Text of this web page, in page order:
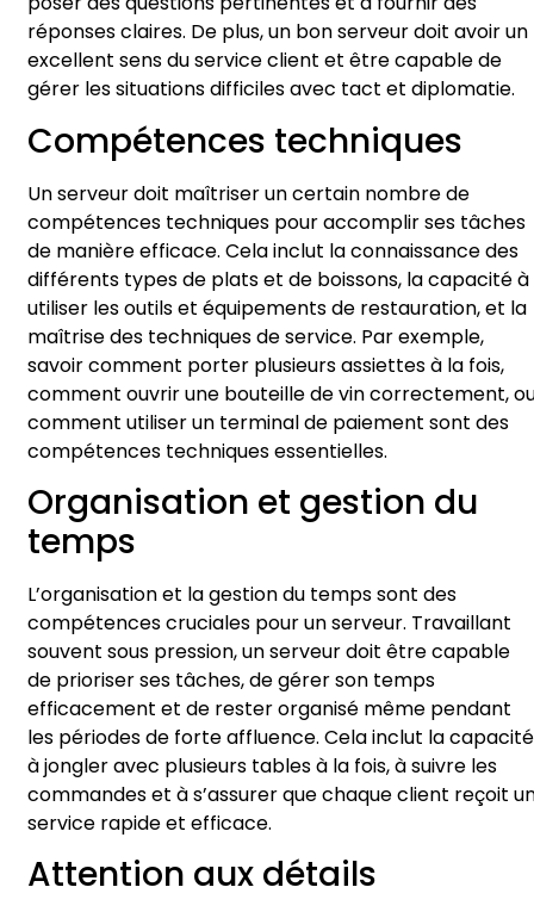
réponses claires. De plus, un bon serveur doit avoir un
excellent sens du service client et être capable de
gérer les situations difficiles avec tact et diplomatie.
Compétences techniques
Un serveur doit maîtriser un certain nombre de
compétences techniques pour accomplir ses tâches
de manière efficace. Cela inclut la connaissance des
différents types de plats et de boissons, la capacité à
utiliser les outils et équipements de restauration, et la
maîtrise des techniques de service. Par exemple,
savoir comment porter plusieurs assiettes à la fois,
comment ouvrir une bouteille de vin correctement,
comment utiliser un terminal de paiement sont des
compétences techniques essentielles.
Organisation et gestion du
temps
L’organisation et la gestion du temps sont des
compétences cruciales pour un serveur. Travaillant
souvent sous pression, un serveur doit être capable
de prioriser ses tâches, de gérer son temps
efficacement et de rester organisé même pendant
les périodes de forte affluence. Cela inclut la capacité
à jongler avec plusieurs tables à la fois, à suivre les
commandes et à s’assurer que chaque client reçoit
service rapide et efficace.
Attention aux détails